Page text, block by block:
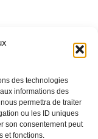
des technologies
informations des
permettra de traiter
ou les ID uniques
son consentement peut
et fonctions.